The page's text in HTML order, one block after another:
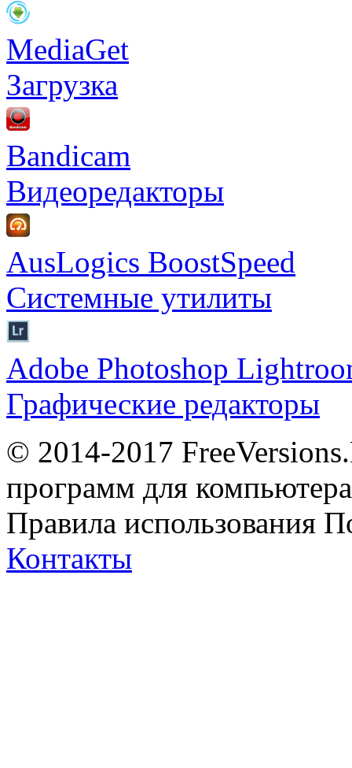
MediaGet
Загрузка
Bandicam
Видеоредакторы
AusLogics BoostSpeed
Системные утилиты
Adobe Photoshop
Графические редакторы
© 2014-2017
программ для
Правила использования
Контакты